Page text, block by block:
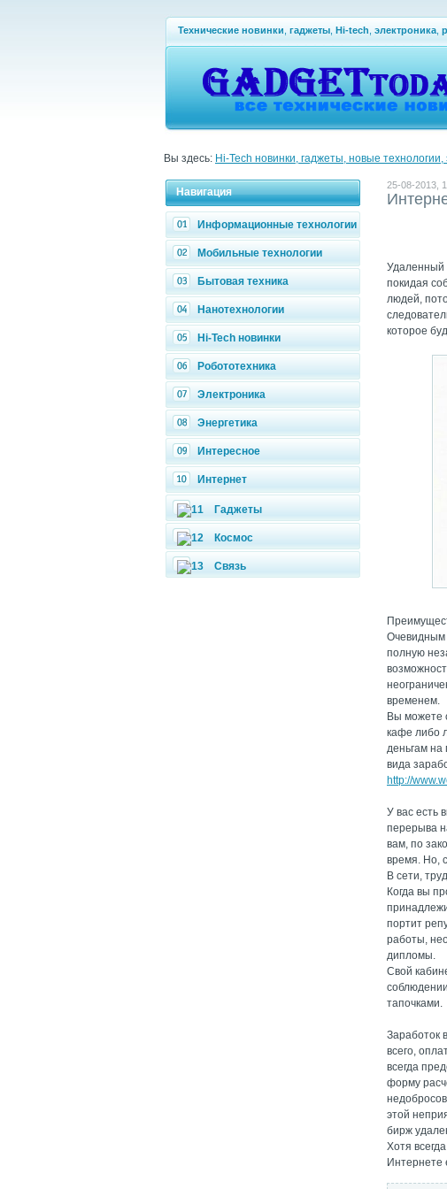
Технические новинки гаджеты Hi-tech электроника
Вы здесь: Hi-Tech новинки, гаджеты, новые
Навигация
Информационные технологии
Мобильные технологии
Бытовая техника
Нанотехнологии
Hi-Tech новинки
Робототехника
Электроника
Энергетика
Интересное
Интернет
Гаджеты
Космос
Связь
25-08-2013,
Удаленный
покидая
людей,
которое
Очевидным
полную
временем.
Вы можете
кафе либо
деньгам на
вида
http://
У вас есть
перерыва
вам, по
время. Но,
В сети,
Когда вы
портит
работы,
дипломы.
Свой
тапочками.
Заработок
всего,
всегда
форму
этой
бирж
Хотя
Интернете